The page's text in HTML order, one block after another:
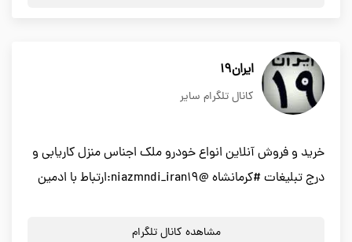
ایران۱۹
کانال تلگرام سایر
خرید و فروش آنلاین انواع خودرو ملک اجناس منزل کاریابی و
درج تبلیغات #کرمانشاه @niazmndi_iran19:ارتباط با ادمین
مشاهده کانال تلگرام